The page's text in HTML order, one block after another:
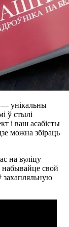
— унікальны
ў стылі
і ваш асабісты
можна збіраць
на вуліцу
свой
захапляльную